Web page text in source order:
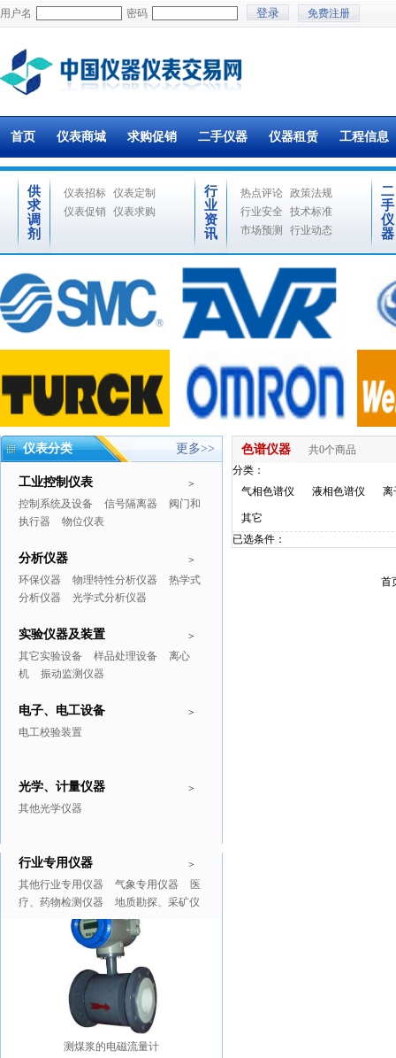
用户名 密码 免费注册
首页 仪表商城 求购促销 二手仪器 仪器租赁 工程信息
供
求
调
剂
仪表招标 仪表定制
仪表促销
仪表求购
行
业
资
讯
热点评论 政策法规
行业安全
技术标准
市场预测
行业动态
二
手
仪
器
仪表分类 更多>>
>
工业控制仪表
控制系统及设备 信号隔离器
阀门和
执行器
物位仪表
>
分析仪器
环保仪器 物理特性分析仪器
热学式
分析仪器
光学式分析仪器
>
实验仪器及装置
其它实验设备 样品处理设备
离心
机
振动监测仪器
>
电子、电工设备
电工校验装置
>
光学、计量仪器
其他光学仪器
>
行业专用仪器
其他行业专用仪器 气象专用仪器
医
疗、药物检测仪器
地质勘探、采矿仪
推广商品 更多>>
测煤浆的电磁流量计
色谱仪器
共0个商品
分类：
气相色谱仪
液相色谱仪 离
其它
已选条件：
首